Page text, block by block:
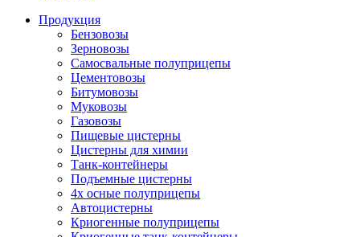
Продукция
Бензовозы
Зерновозы
Самосвальные полуприцепы
Цементовозы
Битумовозы
Муковозы
Газовозы
Пищевые цистерны
Цистерны для химии
Танк-контейнеры
Подъемные цистерны
4х осные полуприцепы
Автоцистерны
Криогенные полуприцепы